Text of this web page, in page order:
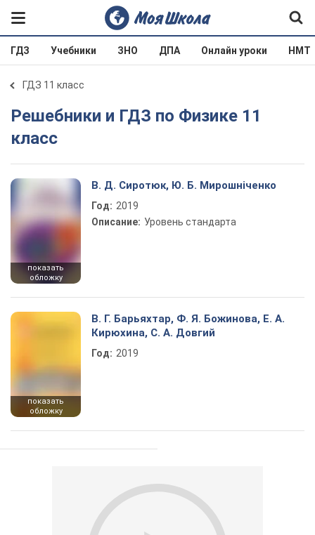
ГДЗ Учебники ЗНО ДПА Онлайн уроки НМТ
ГДЗ 11 класс
Решебники и ГДЗ по Физике 11
класс
показать
обложку
В. Д. Сиротюк, Ю. Б. Мирошніченко
Год: 2019
Описание: Уровень стандарта
показать
обложку
В. Г. Барьяхтар, Ф. Я. Божинова, Е. А.
Кирюхина, С. А. Довгий
Год: 2019